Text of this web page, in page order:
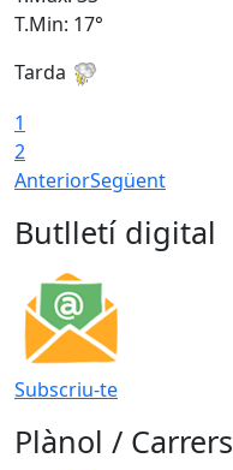
T.Min: 17°
Tarda
1
2
AnteriorSegüent
Butlletí digital
Subscriu-te
Plànol / Carrers